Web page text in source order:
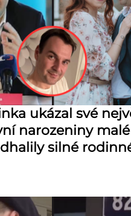
ukázal své
narozeniny malé
silné